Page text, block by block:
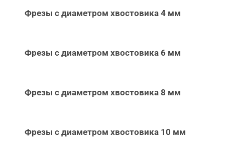
Фрезы с диаметром хвостовика 4 мм
Фрезы с диаметром хвостовика 6 мм
Фрезы с диаметром хвостовика 8 мм
Фрезы с диаметром хвостовика 10 мм